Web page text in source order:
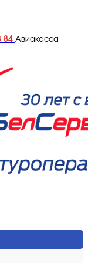
84 Авиакасса